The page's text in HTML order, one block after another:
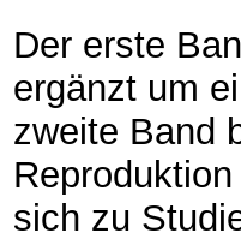
Der erste
ergänzt um
zweite Band
sich zu